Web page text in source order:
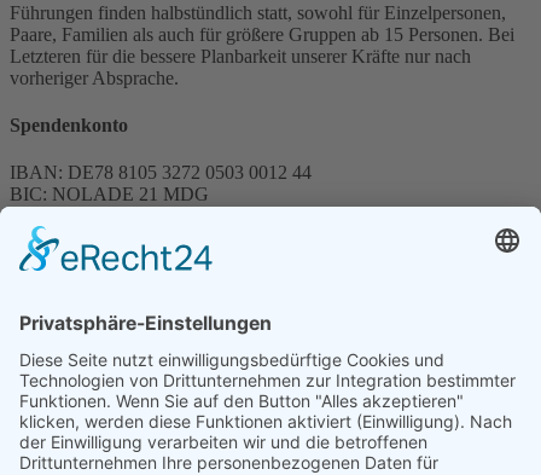
Führungen finden halbstündlich statt, sowohl für Einzelpersonen,
Paare, Familien als auch für größere Gruppen ab 15 Personen. Bei
Letzteren für die bessere Planbarkeit unserer Kräfte nur nach
vorheriger Absprache.
Spendenkonto
IBAN: DE78 8105 3272 0503 0012 44
BIC: NOLADE 21 MDG
Spenden können steuerlich abgesetzt werden
Förderung
© 1987 – 2025
Storchenhof Loburg e.V.